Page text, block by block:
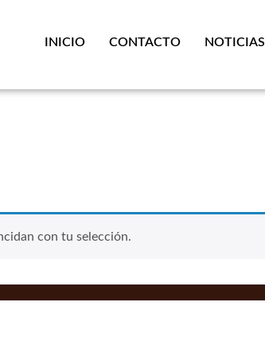
INICIO CONTACTO NOTICIAS
con tu selección.